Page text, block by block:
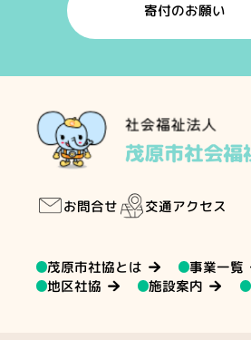
寄付のお願い
お問合せ 交通アクセス
茂原市社協とは
事業一覧
地区社協
施設案内